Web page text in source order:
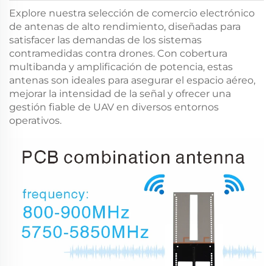
Explore nuestra selección de comercio electrónico
de antenas de alto rendimiento, diseñadas para
satisfacer las demandas de los sistemas
contramedidas contra drones. Con cobertura
multibanda y amplificación de potencia, estas
antenas son ideales para asegurar el espacio aéreo,
mejorar la intensidad de la señal y ofrecer una
gestión fiable de UAV en diversos entornos
operativos.